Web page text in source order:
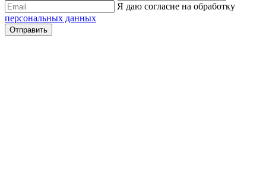
Я даю согласие на обработку
персональных данных
Отправить